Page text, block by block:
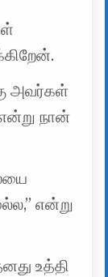
அவர்கள்
நான்
என்று
உத்தி